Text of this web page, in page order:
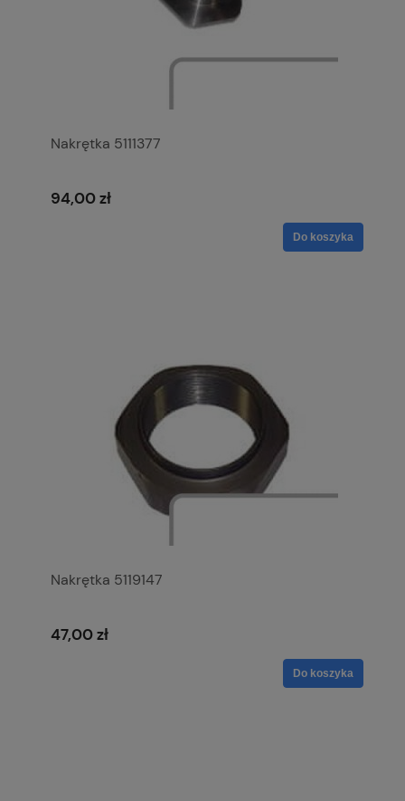
Nakrętka 5111377
94,00 zł
Do koszyka
Nakrętka 5119147
47,00 zł
Do koszyka